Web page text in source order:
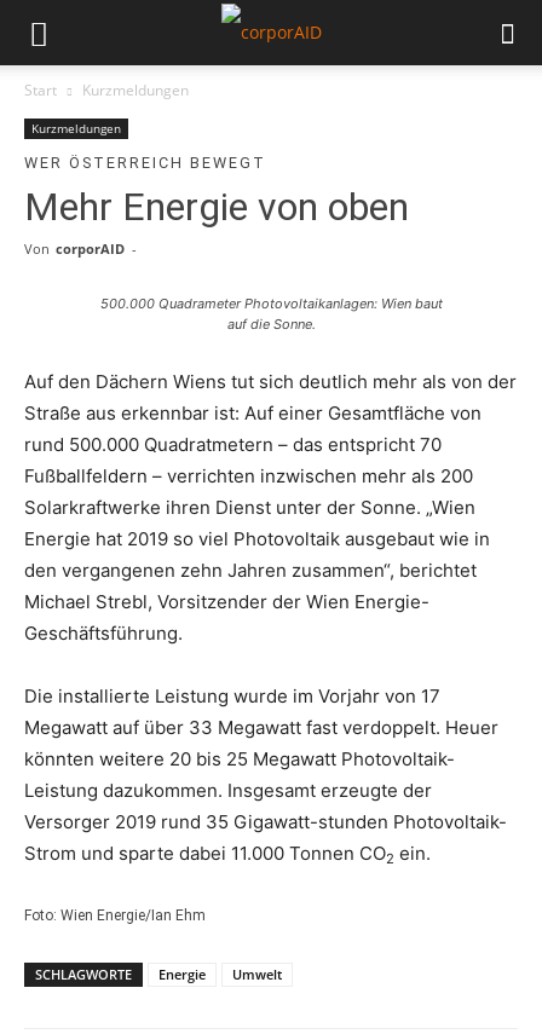
Start Kurzmeldungen
Kurzmeldungen
WER ÖSTERREICH BEWEGT
Mehr Energie von oben
Von corporAID -
500.000 Quadrameter Photovoltaikanlagen: Wien baut
auf die Sonne.
Auf den Dächern Wiens tut sich deutlich mehr als von der
Straße aus erkennbar ist: Auf einer Gesamtfläche von
rund 500.000 Quadratmetern – das entspricht 70
Fußballfeldern – verrichten inzwischen mehr als 200
Solarkraftwerke ihren Dienst unter der Sonne. „Wien
Energie hat 2019 so viel Photovoltaik ausgebaut wie in
den vergangenen zehn Jahren zusammen“, berichtet
Michael Strebl, Vorsitzender der Wien Energie-
Geschäftsführung.
Die installierte Leistung wurde im Vorjahr von 17
Megawatt auf über 33 Megawatt fast verdoppelt. Heuer
könnten weitere 20 bis 25 Megawatt Photovoltaik-
Leistung dazukommen. Insgesamt erzeugte der
Versorger 2019 rund 35 Gigawatt-stunden Photovoltaik-
Strom und sparte dabei 11.000 Tonnen CO2 ein.
Foto: Wien Energie/Ian Ehm
SCHLAGWORTE Energie Umwelt